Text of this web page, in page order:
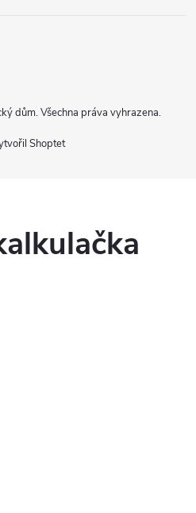
Shoptet
dům. Všechna práva vyhrazena.